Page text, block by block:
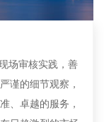
场审核实践，善
谨的细节观察，
、卓越的服务，